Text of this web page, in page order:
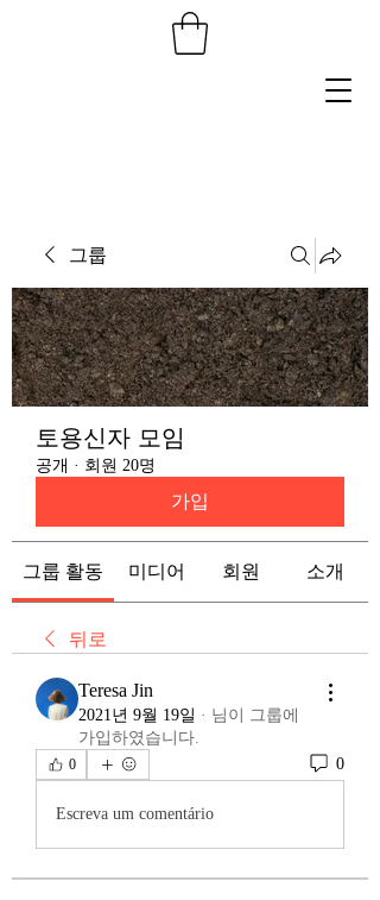
그룹
토용신자 모임
공개 · 회원 20명
가입
그룹 활동 미디어 회원 소개
뒤로
Teresa Jin
2021년 9월 19일 · 님이 그룹에
가입하였습니다.
0 0
Escreva um comentário